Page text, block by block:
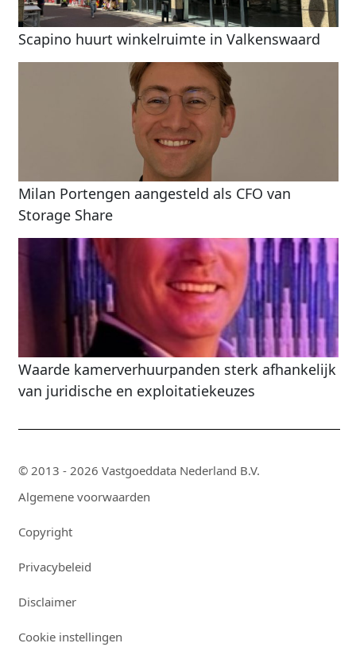
Scapino huurt winkelruimte in Valkenswaard
Milan Portengen aangesteld als CFO van
Storage Share
Waarde kamerverhuurpanden sterk afhankelijk
van juridische en exploitatiekeuzes
© 2013 - 2026 Vastgoeddata Nederland B.V.
Algemene voorwaarden
Copyright
Privacybeleid
Disclaimer
Cookie instellingen